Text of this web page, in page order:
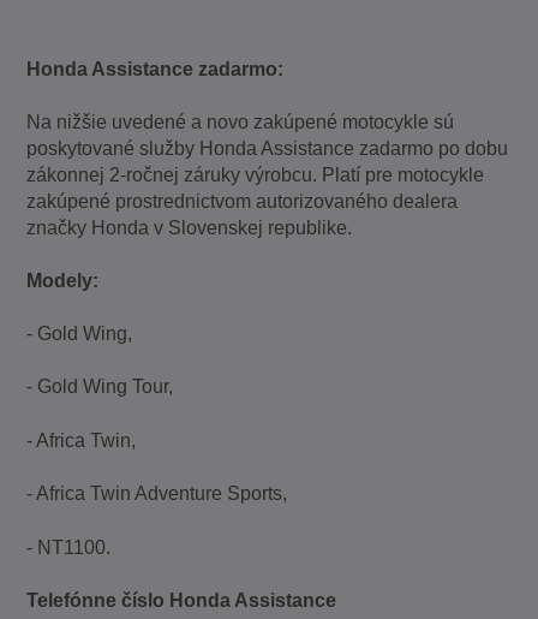
Honda Assistance zadarmo:
Na nižšie uvedené a novo zakúpené motocykle sú
poskytované služby Honda Assistance zadarmo po dobu
zákonnej 2-ročnej záruky výrobcu. Platí pre motocykle
zakúpené prostrednictvom autorizovaného dealera
značky Honda v Slovenskej republike.
Modely:
- Gold Wing,
- Gold Wing Tour,
- Africa Twin,
- Africa Twin Adventure Sports,
- NT1100.
Telefónne číslo Honda Assistance